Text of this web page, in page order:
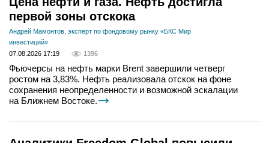
первой зоны отскока
Андрей Мамонтов, эксперт по фондовому рынку «БКС Мир
инвестиций»
07.08.2026 17:19
1396
Фьючерсы на нефть марки Brent завершили четверг
ростом на 3,83%. Нефть реализовала отскок на фоне
сохранения неопределенности и возможной эскалации
на Ближнем Востоке.